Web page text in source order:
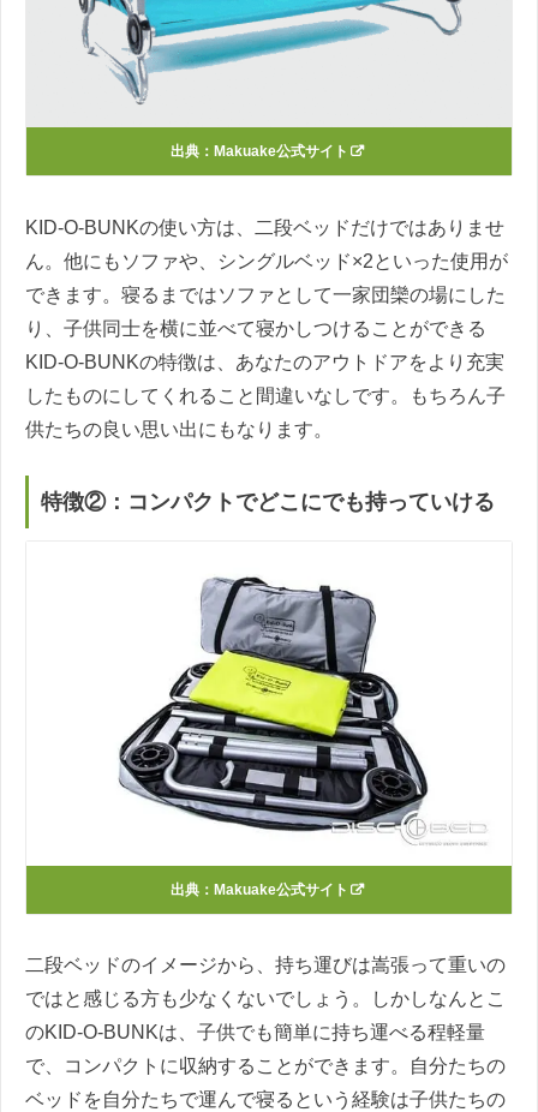
出典：Makuake公式サイト
KID-O-BUNKの使い方は、二段ベッドだけではありませ
ん。他にもソファや、シングルベッド×2といった使用が
できます。寝るまではソファとして一家団欒の場にした
り、子供同士を横に並べて寝かしつけることができる
KID-O-BUNKの特徴は、あなたのアウトドアをより充実
したものにしてくれること間違いなしです。もちろん子
供たちの良い思い出にもなります。
特徴②：コンパクトでどこにでも持っていける
出典：Makuake公式サイト
二段ベッドのイメージから、持ち運びは嵩張って重いの
ではと感じる方も少なくないでしょう。しかしなんとこ
のKID-O-BUNKは、子供でも簡単に持ち運べる程軽量
で、コンパクトに収納することができます。自分たちの
ベッドを自分たちで運んで寝るという経験は子供たちの